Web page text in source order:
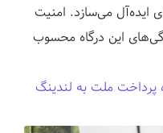
ایده‌آل می‌سازد. امنیت
این درگاه محسوب
پرداخت ملت به لندینگ